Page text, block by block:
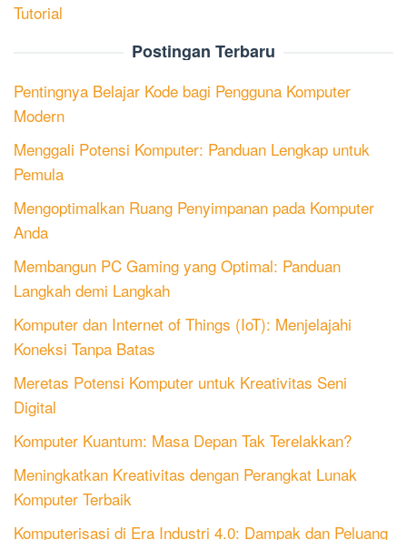
Tutorial
Postingan Terbaru
Pentingnya Belajar Kode bagi Pengguna Komputer
Modern
Menggali Potensi Komputer: Panduan Lengkap untuk
Pemula
Mengoptimalkan Ruang Penyimpanan pada Komputer
Anda
Membangun PC Gaming yang Optimal: Panduan
Langkah demi Langkah
Komputer dan Internet of Things (IoT): Menjelajahi
Koneksi Tanpa Batas
Meretas Potensi Komputer untuk Kreativitas Seni
Digital
Komputer Kuantum: Masa Depan Tak Terelakkan?
Meningkatkan Kreativitas dengan Perangkat Lunak
Komputer Terbaik
Komputerisasi di Era Industri 4.0: Dampak dan Peluang